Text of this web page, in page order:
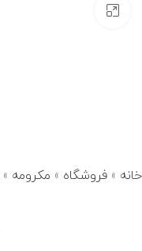
خانه » فروشگاه » مکرومه »